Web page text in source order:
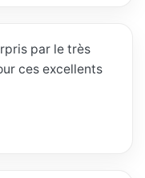
par le très
ces excellents